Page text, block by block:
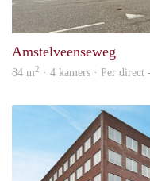
Amstelveenseweg
84 m2 · 4 kamers · Per